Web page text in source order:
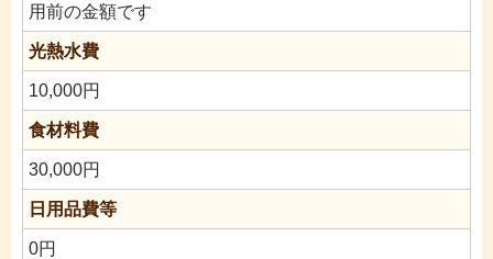
用前の金額です
光熱水費
10,000円
食材料費
30,000円
日用品費等
0円